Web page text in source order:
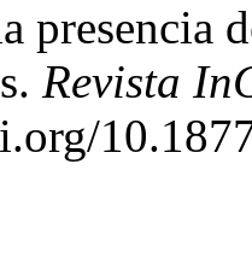
presencia
Revista